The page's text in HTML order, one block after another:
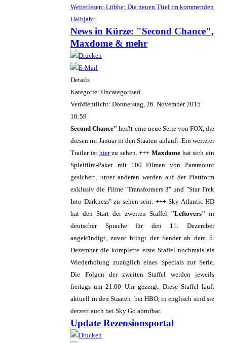
Weiterlesen: Lübbe: Die neuen Titel im kommenden
Halbjahr
News in Kürze: "Second Chance",
Maxdome & mehr
Details
Kategorie: Uncategorised
Veröffentlicht: Donnerstag, 26. November 2015
10:59
Second Chance" heißt eine neue Serie von FOX, die
diesen im Januar in den Staaten anläuft. Ein weiterer
Trailer ist hierzu sehen.+++Maxdome hat sich ein
Spielfilm-Paket mit 100 Filmen von Paramount
gesichert, unter anderen werden auf der Plattform
exklusiv die Filme "Transformers 3" und "Star Trek
Into Darkness" zu sehen sein. +++Sky Atlantic HD
hat den Start der zweiten Staffel "Leftovers" in
deutscher Sprache für den 11. Dezember
angekündigt, zuvor bringt der Sender ab dem 5.
Dezember die komplette erste Staffel nochmals als
Wiederholung zuzüglich eines Specials zur Serie.
Die Folgen der zweiten Staffel werden jeweils
freitags um 21.00 Uhr gezeigt. Diese Staffel läuft
aktuell in den Staaten bei HBO, in englisch sind sie
derzeit auch bei Sky Go abrufbar.
Update Rezensionsportal